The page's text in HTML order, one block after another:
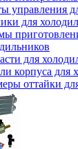
управления
для
для
корпуса для
оттайки